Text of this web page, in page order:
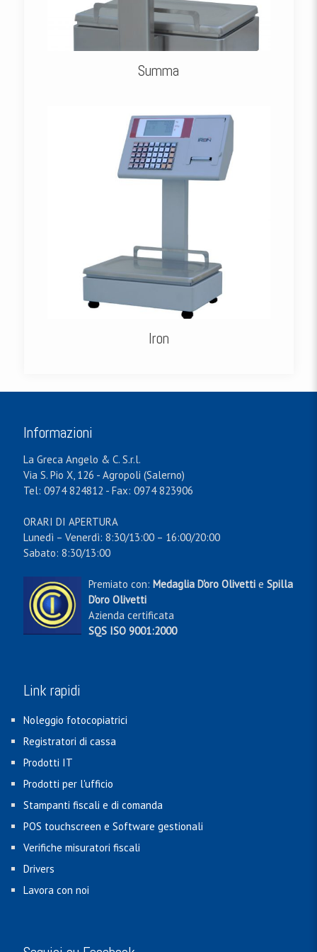
Summa
Iron
Informazioni
La Greca Angelo & C. S.r.l.
Via S. Pio X, 126 - Agropoli (Salerno)
Tel: 0974 824812 - Fax: 0974 823906
ORARI DI APERTURA
Lunedì – Venerdì: 8:30/13:00 – 16:00/20:00
Sabato: 8:30/13:00
Premiato con: Medaglia D'oro Olivetti e Spilla
D'oro Olivetti
Azienda certificata
SQS ISO 9001:2000
Link rapidi
Noleggio fotocopiatrici
Registratori di cassa
Prodotti IT
Prodotti per l'ufficio
Stampanti fiscali e di comanda
POS touchscreen e Software gestionali
Verifiche misuratori fiscali
Drivers
Lavora con noi